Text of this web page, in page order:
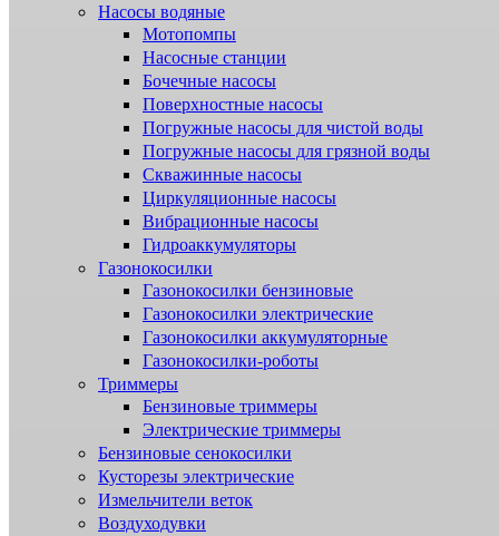
Насосы водяные
Мотопомпы
Насосные станции
Бочечные насосы
Поверхностные насосы
Погружные насосы для чистой воды
Погружные насосы для грязной воды
Скважинные насосы
Циркуляционные насосы
Вибрационные насосы
Гидроаккумуляторы
Газонокосилки
Газонокосилки бензиновые
Газонокосилки электрические
Газонокосилки аккумуляторные
Газонокосилки-роботы
Триммеры
Бензиновые триммеры
Электрические триммеры
Бензиновые сенокосилки
Кусторезы электрические
Измельчители веток
Воздуходувки